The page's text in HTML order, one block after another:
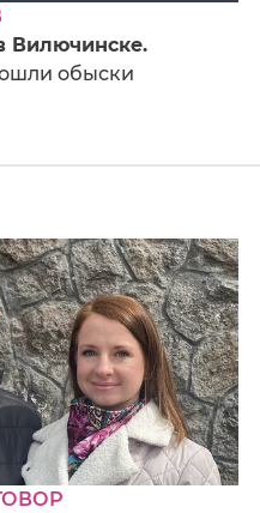
Вилючинске.
обыски